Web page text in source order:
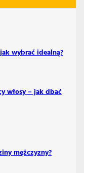
wybrać idealną?
włosy – jak dbać
mężczyzny?